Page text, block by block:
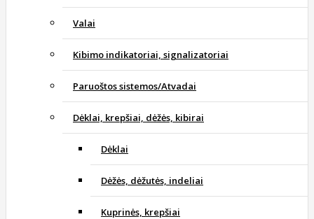
Valai
Kibimo indikatoriai, signalizatoriai
Paruoštos sistemos/Atvadai
Dėklai, krepšiai, dėžės, kibirai
Dėklai
Dėžės, dėžutės, indeliai
Kuprinės, krepšiai